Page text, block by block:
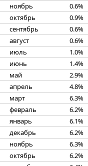
ноябрь
0.6%
октябрь
0.9%
сентябрь
0.6%
август
0.6%
июль
1.0%
июнь
1.4%
май
2.9%
апрель
4.8%
март
6.3%
февраль
6.2%
январь
6.1%
декабрь
6.2%
ноябрь
6.3%
октябрь
6.2%